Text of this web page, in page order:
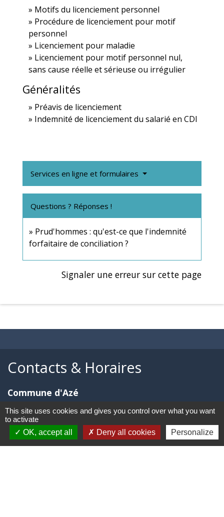
Motifs du licenciement personnel
Procédure de licenciement pour motif
personnel
Licenciement pour maladie
Licenciement pour motif personnel nul,
sans cause réelle et sérieuse ou irrégulier
Généralités
Préavis de licenciement
Indemnité de licenciement du salarié en CDI
Services en ligne et formulaires
Questions ? Réponses !
Prud'hommes : qu'est-ce que l'indemnité
forfaitaire de conciliation ?
Signaler une erreur sur cette page
Contacts & Horaires
Commune d'Azé
37 Place Claude Guichard
71260 Azé - FRANCE
+33 3 85 33 33 23
Contact par formulaire
This site uses cookies and gives you control over what you want
to activate
OK, accept all
Deny all cookies Personalize